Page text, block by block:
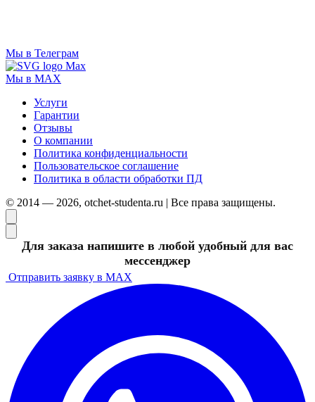
Мы в Телеграм
Мы в MAX
Услуги
Гарантии
Отзывы
О компании
Политика конфиденциальности
Пользовательское соглашение
Политика в области обработки ПД
© 2014 — 2026, otchet-studenta.ru | Все права защищены.
Для заказа напишите в любой удобный для вас
мессенджер
Отправить заявку в MAX